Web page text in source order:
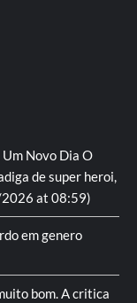
Novo Dia O
de super heroi,
at 08:59)
em genero
bom. A critica